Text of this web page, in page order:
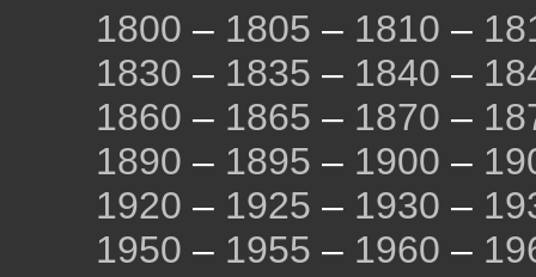
1800 – 1805 – 1810 –
1830 – 1835 – 1840 –
1860 – 1865 – 1870 –
1890 – 1895 – 1900 –
1920 – 1925 – 1930 –
1950 – 1955 – 1960 –